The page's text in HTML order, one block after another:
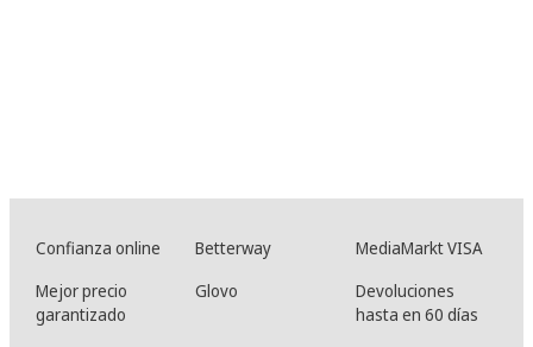
Confianza online Betterway
MediaMarkt VISA
Mejor precio
garantizado
Glovo
Devoluciones
hasta en 60 días